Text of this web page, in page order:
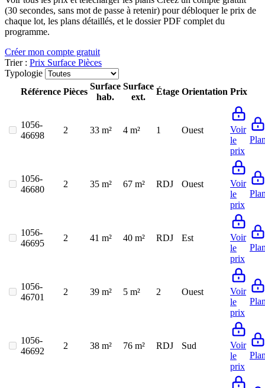
(30 secondes, sans mot de passe à retenir) pour débloquer le prix de
chaque lot, les plans détaillés, et le dossier PDF complet du
programme.
Créer mon compte gratuit
Trier : Prix Surface Pièces
Typologie
Référence Pièces
Surface
hab.
Surface
ext.
Étage Orientation Prix
1056-
46698
2 33 m² 4 m² 1 Ouest
Voir
le
prix
1056-
46680
2 35 m² 67 m² RDJ Ouest
Voir
le
prix
1056-
46695
2 41 m² 40 m² RDJ Est
Voir
le
prix
1056-
46701
2 39 m² 5 m² 2 Ouest
Voir
le
prix
1056-
46692
2 38 m² 76 m² RDJ Sud
Voir
le
prix